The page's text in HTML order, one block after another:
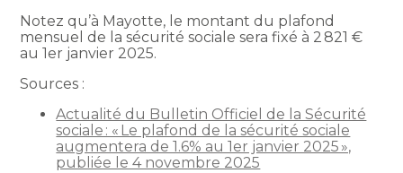
Notez qu’à Mayotte, le montant du plafond
mensuel de la sécurité sociale sera fixé à 2 821 €
au 1er janvier 2025.
Sources :
Actualité du Bulletin Officiel de la Sécurité
sociale : « Le plafond de la sécurité sociale
augmentera de 1.6% au 1er janvier 2025 »,
publiée le 4 novembre 2025